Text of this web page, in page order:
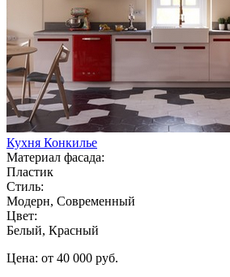
Кухня Конкилье
Материал фасада:
Пластик
Стиль:
Модерн, Современный
Цвет:
Белый, Красный
Цена: от 40 000 руб.